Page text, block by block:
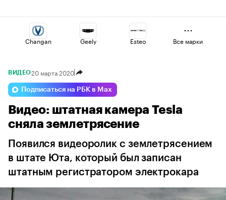
Changan Geely Esteo
Jaecoo Lada
Voyah Haval Volga
Все марки
ВИДЕО20 марта 2020
Подписаться на РБК в Max
Видео: штатная камера Tesla
сняла землетрясение
Появился видеоролик с землетрясением
в штате Юта, который был записан
штатным регистратором электрокара